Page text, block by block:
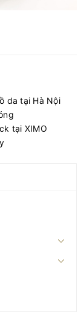
da tại Hà Nội
tại XIMO